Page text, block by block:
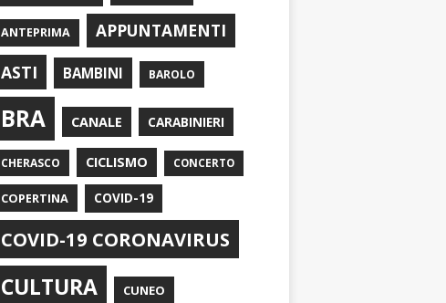
ANTEPRIMA
APPUNTAMENTI
ASTI
BAMBINI BAROLO
BRA CANALE CARABINIERI
CHERASCO CICLISMO CONCERTO
COPERTINA COVID-19
COVID-19 CORONAVIRUS
CULTURA CUNEO